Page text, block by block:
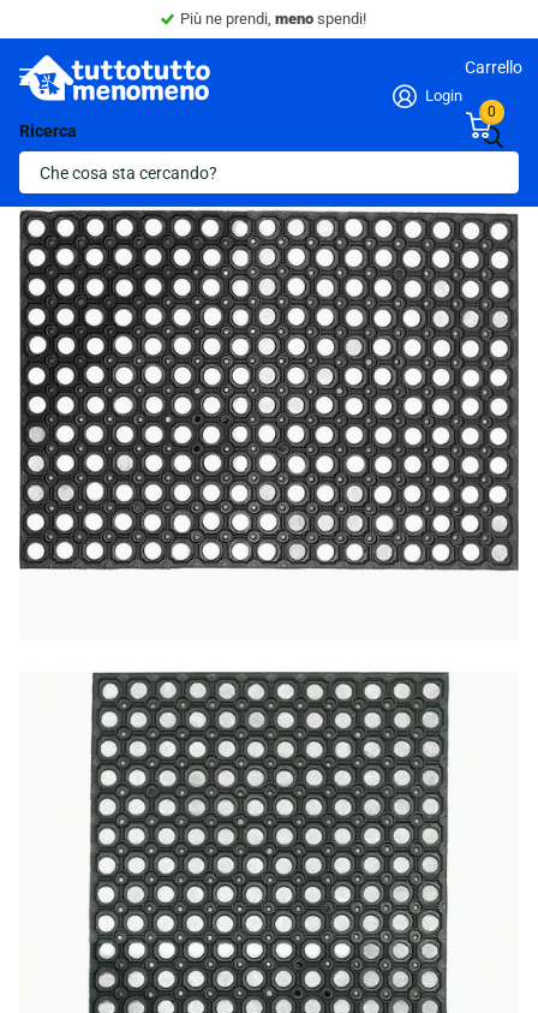
Sconto 10% - Minimo 4 articoli nel carrello.
Ricerca
Login
Carrello
0